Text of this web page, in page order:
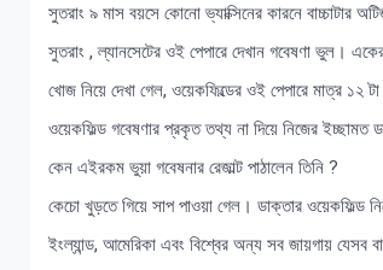
সুতরাং ৯ মাস বয়সে কোনো ভ্যাক্সিনের কারনে বাচ্চাটার
সুতরাং , ল্যানসেটের ওই পেপারে দেখান গবেষণা ভুল।
খোজ নিয়ে দেখা গেল, ওয়েকফিল্ডের ওই পেপারে মাত্র ১২
ওয়েকফিল্ড গবেষণার প্রকৃত তথ্য না দিয়ে নিজের ইচ্ছামত
কেন এইরকম ভুয়া গবেষনার রেজাল্ট পাঠালেন তিনি ?
কেচো খুড়তে গিয়ে সাপ পাওয়া গেল। ডাক্তার ওয়েকফিল্ড
ইংল্যান্ড, আমেরিকা এবং বিশ্বের অন্য সব জায়গায় যেসব